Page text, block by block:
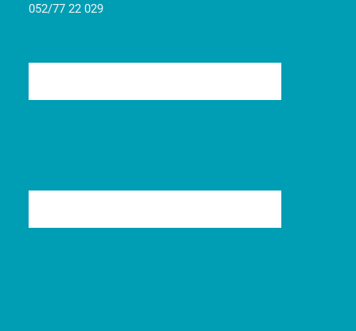
052/77 22 029